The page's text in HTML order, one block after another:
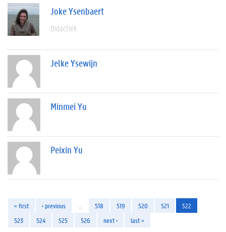
Joke Ysenbaert
Didactiek
Jelke Ysewijn
Minmei Yu
Peixin Yu
« first ‹ previous 518 519 520 521
522
523
524 525 526 next › last »